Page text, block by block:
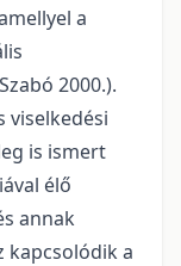
a
2000.).
viselkedési
is ismert
élő
annak
kapcsolódik a